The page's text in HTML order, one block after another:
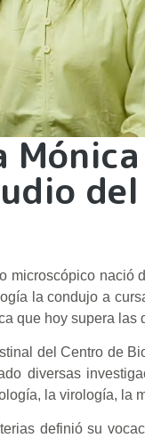
nació
la condujo a
que hoy supera las
del Centro de
diversas
la virología, la
definió su